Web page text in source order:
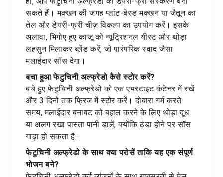
सकते हैं। मक्खन की जगह प्लांट-बेस्ड मक्खन या जैतून का
तेल और डेयरी-फ्री चीज़ विकल्प का उपयोग करें। इसके
अलावा, भिगोए हुए काजू को न्यूट्रिशनल यीस्ट और थोड़ा
लहसुन मिलाकर ब्लेंड करें, जो पारंपरिक स्वाद जैसा
मलाईदार सॉस देगा।
बचा हुआ फेटुचिनी अल्फ्रेडो कैसे स्टोर करें?
बचे हुए फेटुचिनी अल्फ्रेडो को एक एयरटाइट कंटेनर में रखें
और 3 दिनों तक फ्रिज में स्टोर करें। दोबारा गर्म करते
समय, मलाईदार बनावट को बहाल करने के लिए थोड़ा दूध
या अलग रखा पास्ता पानी डालें, क्योंकि ठंडा होने पर सॉस
गाढ़ा हो सकता है।
फेटुचिनी अल्फ्रेडो के साथ क्या परोसें ताकि यह एक संपूर्ण
भोजन बने?